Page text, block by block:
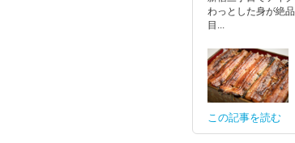
わっとした身が絶
目...
この記事を読む